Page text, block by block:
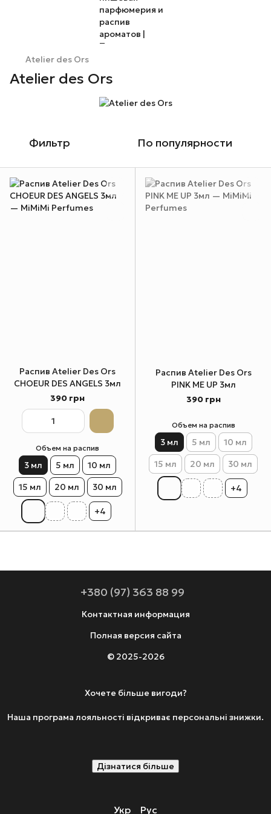
Atelier des Ors
Atelier des Ors
Фильтр По популярности
Распив Atelier Des Ors
CHOEUR DES ANGELS 3мл
390 грн
Объем на распив
3 мл 5 мл
10 мл
15 мл
20 мл 30 мл
+4
Распив Atelier Des Ors
PINK ME UP 3мл
390 грн
Объем на распив
3 мл 5 мл
10 мл
15 мл
20 мл 30 мл
+4
+380 (97) 363 88 99
Контактная информация
Полная версия сайта
© 2025-2026
Хочете більше вигоди?
Наша програма лояльності відкриває персональні знижки.
Дізнатися більше
Укр Рус